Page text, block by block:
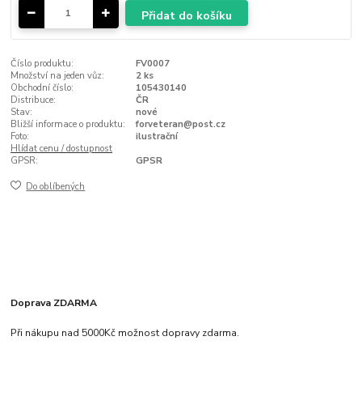
Přidat do košíku
Číslo produktu:
FV0007
Množství na jeden vůz:
2 ks
Obchodní číslo:
105430140
Distribuce:
ČR
Stav:
nové
Bližší informace o produktu:
forveteran@post.cz
Foto:
ilustrační
Hlídat cenu / dostupnost
GPSR:
GPSR
Do oblíbených
Doprava ZDARMA
Při nákupu nad 5000Kč možnost dopravy zdarma.